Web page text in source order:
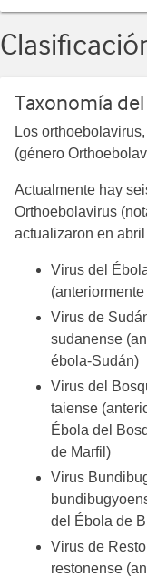
Taxonomía
Los
(género
Actualmente hay
Orthoebolavirus
actualizaron en
Virus del
Virus de
sudanense
ébola-Sudán)
Virus del
taiense
Ébola del
de Marfil)
Virus
del Ébola de
Virus de
restonense